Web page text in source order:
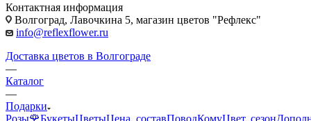
Контактная информация
Волгоград, Лавочкина 5, магазин цветов "Рефлекс"
info@reflexflower.ru
Доставка цветов в Волгограде
—
Каталог
—
Подарки
Розы🌹БукетыЦветыЦена, составПоводКомуЦвет, сезон